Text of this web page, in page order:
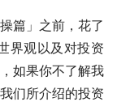
篇」之前，花了
界观以及对投资
如果你不了解我
们所介绍的投资